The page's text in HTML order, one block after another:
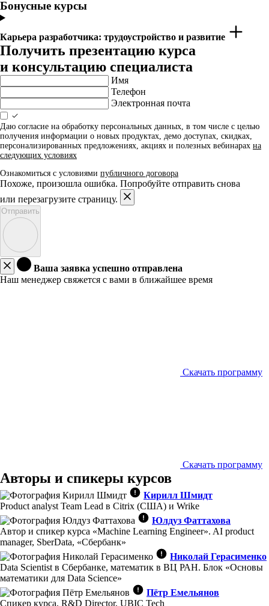
Бонусные курсы
Карьера разработчика: трудоустройство и развитие
Получить презентацию курса
и консультацию специалиста
Имя
Телефон
Электронная почта
Даю согласие на обработку персональных данных, в том числе с целью
получения информации о новых продуктах, демо доступах, скидках,
персонализированных предложениях, акциях и полезных вебинарах на
следующих условиях
Ознакомиться с условиями публичного договора
Похоже, произошла ошибка. Попробуйте отправить снова
или перезагрузите страницу.
Отправить
Ваша заявка успешно отправлена
Наш менеджер свяжется с вами в ближайшее время
Скачать программу
Скачать программу
Авторы и спикеры курсов
Кирилл Шмидт
Product analyst Team Lead в Citrix (США) и Wrike
Юлдуз Фаттахова
Автор и спикер курса «Machine Learning Engineer». AI product
manager, SberData, «Сбербанк»
Николай Герасименко
Data Scientist в Сбербанке, математик в ВЦ РАН. Блок «Основы
математики для Data Science»
Пётр Емельянов
Спикер курса. R&D Director, UBIC Tech